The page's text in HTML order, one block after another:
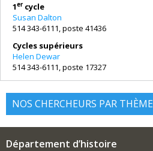
1ercycle
Susan Dalton
514 343-6111, poste 41436
Cycles supérieurs
Helen Dewar
514 343-6111, poste 17327
NOS CHERCHEURS PAR THÈME
Département d’histoire